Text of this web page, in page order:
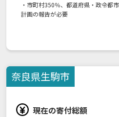
・市町村350％、都道府県・政令都
計画の報告が必要
奈良県生駒市
現在の寄付総額